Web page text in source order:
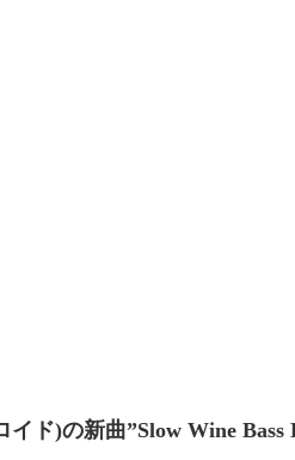
ド)の新曲”Slow Wine Bass